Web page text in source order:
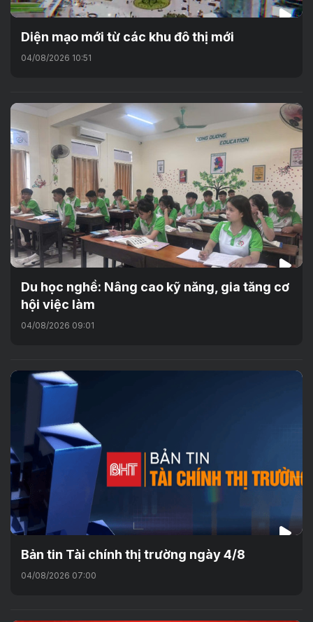
Diện mạo mới từ các khu đô thị mới
04/08/2026 10:51
Du học nghề: Nâng cao kỹ năng, gia tăng cơ
hội việc làm
04/08/2026 09:01
Bản tin Tài chính thị trường ngày 4/8
04/08/2026 07:00